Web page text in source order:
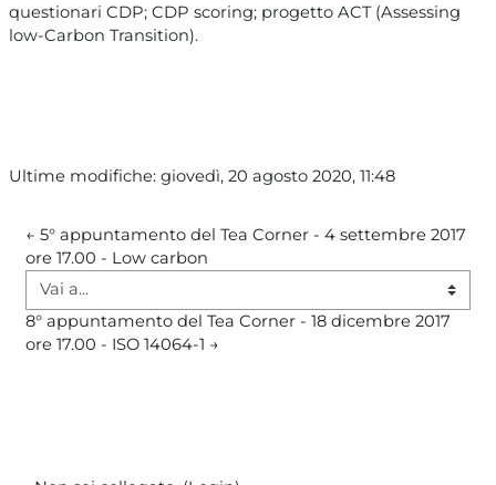
questionari CDP; CDP scoring; progetto ACT (Assessing
low-Carbon Transition).
Ultime modifiche: giovedì, 20 agosto 2020, 11:48
← 5° appuntamento del Tea Corner - 4 settembre 2017
ore 17.00 - Low carbon
Vai a...
8° appuntamento del Tea Corner - 18 dicembre 2017
ore 17.00 - ISO 14064-1 →